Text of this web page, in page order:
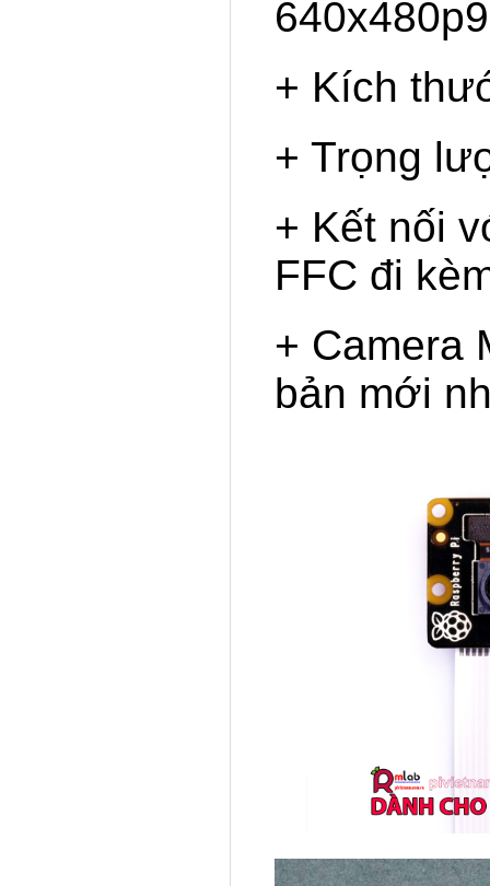
+ Kích
+ Trọng
+ Kết nối
FFC đi
+ Camera
bản mới